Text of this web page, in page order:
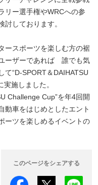
リー選手権やWRCへの参
しております。
ースポーツを楽しむ方の裾
ーザーであれば 誰でも気
て“D-SPORT＆DAIHATSU
施しました。
Challenge Cup”を年4回開
動車をはじめとしたエント
ーツを楽しめるイベントの
このページをシェアする